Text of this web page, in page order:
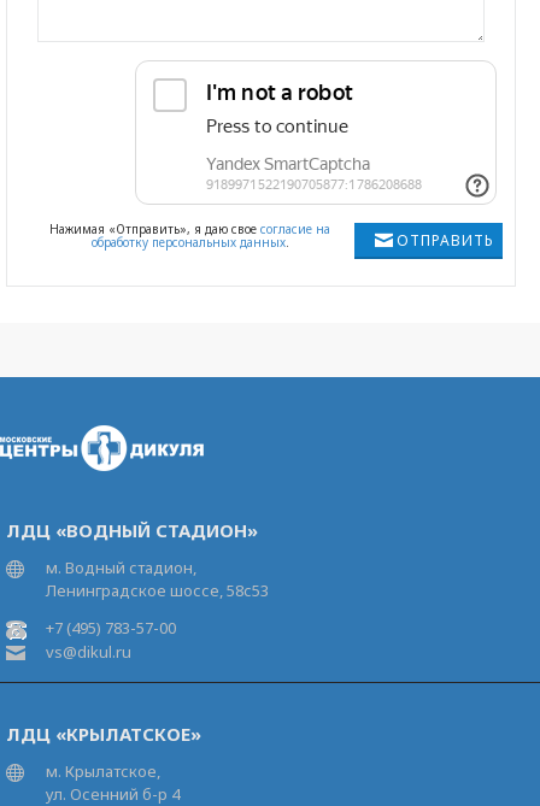
ОТПРАВИТЬ
Нажимая «Отправить», я даю свое согласие на
обработку персональных данных.
ЛДЦ «ВОДНЫЙ СТАДИОН»
м. Водный стадион,
Ленинградское шоссе, 58с53
+7 (495) 783-57-00
vs@dikul.ru
ЛДЦ «КРЫЛАТСКОЕ»
м. Крылатское,
ул. Осенний б-р 4